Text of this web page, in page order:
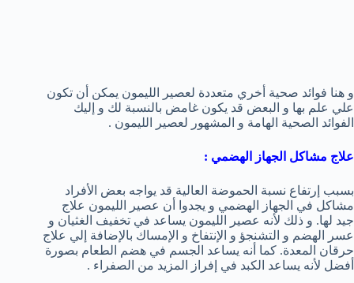
و هنا فوائد صحية أخري متعددة لعصير الليمون يمكن أن تكون
علي علم بها و البعض قد يكون غامض بالنسبة لك و إليك
الفوائد الصحية الهامة و المشهور لعصير الليمون .
علاج مشاكل الجهاز الهضمي :
بسبب إرتفاع نسبة الحموضة العالية قد يواجه بعض الأفراد
مشاكل في الجهاز الهضمي و يجدوا أن عصير الليمون علاج
جيد لها. و ذلك لأنه عصير الليمون يساعد في تخفيف الغثيان و
عسر الهضم و التشنجؤ و الإنتفاخ و الإمساك بالإضافة إلي علاج
حرقان المعدة. كما أنه يساعد الجسم في هضم الطعام بصورة
أفضل لأنه يساعد الكبد في إفراز المزيد من الصفراء .